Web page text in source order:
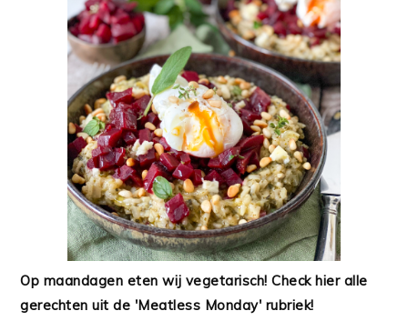
Op maandagen eten wij vegetarisch! Check hier alle
gerechten uit de 'Meatless Monday' rubriek!